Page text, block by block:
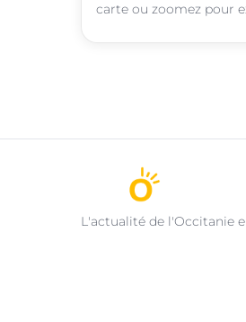
carte ou zoomez pour
L'actualité de l'Occitanie